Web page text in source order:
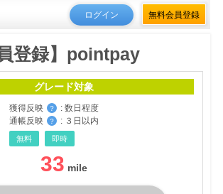
ログイン 無料会員登録
登録】pointpay
グレード対象
獲得反映 ？ : 数日程度
通帳反映
？ : ３日以内
無料 即時
33